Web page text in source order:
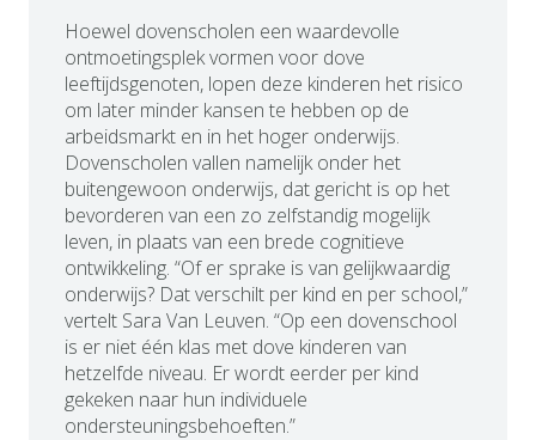
Hoewel dovenscholen een waardevolle
ontmoetingsplek vormen voor dove
leeftijdsgenoten, lopen deze kinderen het risico
om later minder kansen te hebben op de
arbeidsmarkt en in het hoger onderwijs.
Dovenscholen vallen namelijk onder het
buitengewoon onderwijs, dat gericht is op het
bevorderen van een zo zelfstandig mogelijk
leven, in plaats van een brede cognitieve
ontwikkeling. “Of er sprake is van gelijkwaardig
onderwijs? Dat verschilt per kind en per school,”
vertelt Sara Van Leuven. “Op een dovenschool
is er niet één klas met dove kinderen van
hetzelfde niveau. Er wordt eerder per kind
gekeken naar hun individuele
ondersteuningsbehoeften.”